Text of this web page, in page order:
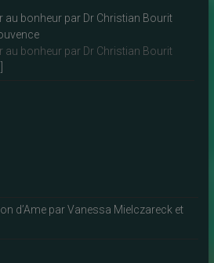
au bonheur par Dr Christian Bourit
au bonheur par Dr Christian Bourit
d’Ame par Vanessa Mielczareck et